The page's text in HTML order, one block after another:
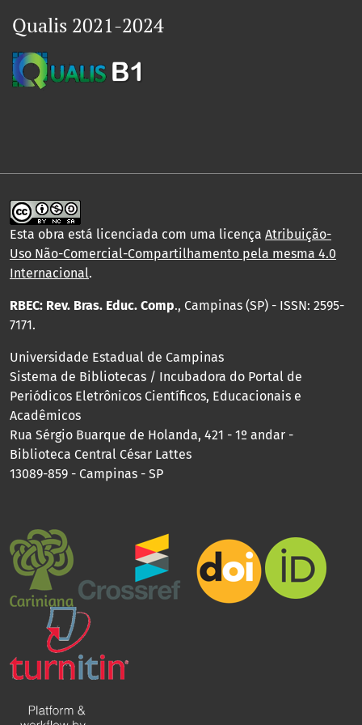
Qualis 2021-2024
Esta obra está licenciada com uma licença Atribuição-
Uso Não-Comercial-Compartilhamento pela mesma 4.0
Internacional.
RBEC: Rev. Bras. Educ. Comp., Campinas (SP) - ISSN: 2595-
7171.
Universidade Estadual de Campinas
Sistema de Bibliotecas / Incubadora do Portal de
Periódicos Eletrônicos Científicos, Educacionais e
Acadêmicos
Rua Sérgio Buarque de Holanda, 421 - 1º andar -
Biblioteca Central César Lattes
13089-859 - Campinas - SP